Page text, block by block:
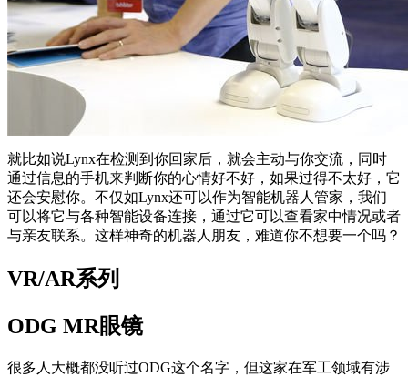
就比如说Lynx在检测到你回家后，就会主动与你交流，同时
通过信息的手机来判断你的心情好不好，如果过得不太好，它
还会安慰你。不仅如Lynx还可以作为智能机器人管家，我们
可以将它与各种智能设备连接，通过它可以查看家中情况或者
与亲友联系。这样神奇的机器人朋友，难道你不想要一个吗？
VR/AR系列
ODG MR眼镜
很多人大概都没听过ODG这个名字，但这家在军工领域有涉